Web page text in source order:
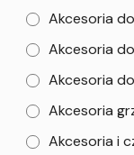
Akcesoria
Akcesoria
Akcesoria
Akcesoria
Akcesoria i